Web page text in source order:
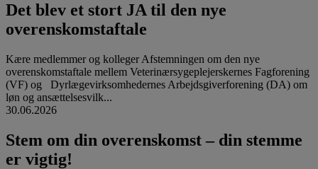
Det blev et stort JA til den nye
overenskomstaftale
Kære medlemmer og kolleger Afstemningen om den nye
overenskomstaftale mellem Veterinærsygeplejerskernes Fagforening
(VF) og Dyrlægevirksomhedernes Arbejdsgiverforening (DA) om
løn og ansættelsesvilk...
30.06.2026
Stem om din overenskomst – din stemme
er vigtig!